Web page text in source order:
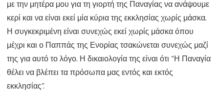
με την μητέρα μου για τη γιορτή της Παναγίας να ανάψουμε
κερί και να είναι εκεί μία κύρια της εκκλησίας χωρίς μάσκα.
Η συγκεκριμένη είναι συνεχώς εκεί χωρίς μάσκα όπου
μέχρι και ο Παππάς της Ενορίας τσακώνεται συνεχώς μαζί
της για αυτό το λόγο. Η δικαιολογία της είναι ότι “Η Παναγία
θέλει να βλέπει τα πρόσωπα μας εντός και εκτός
εκκλησίας”.